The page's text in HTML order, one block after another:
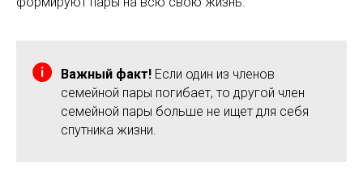
Важный факт! Если один из членов
семейной пары погибает, то другой член
семейной пары больше не ищет для себя
спутника жизни.